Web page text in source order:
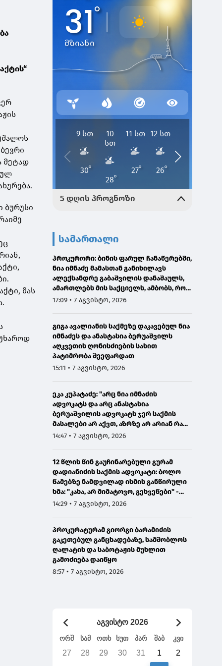
მეტად
ბურუსი
მას
სამართალი
პროკურორი: ბინის ფარულ ჩანაწერებში,
ნია იმნაძე მამასთან განიხილავს
ალექსანდრე გაბაშვილის დანაშაულს,
ამართლებს მის საქციელს, ამბობს, რომ
სხვანაირად ვერ მოიქცეოდა
17:09 • 7 აგვისტო, 2026
გიგა ავალიანის საქმეზე დაკავებულ ნია
იმნაძეს და ანასტასია ბერუაშვილს
აღკვეთის ღონისძიების სახით
პატიმრობა შეეფარდათ
15:11 • 7 აგვისტო, 2026
ეკა კუპატაძე: "არც ნია იმნაძის
ადვოკატს და არც ანასტასია
ბერუაშვილის ადვოკატს ჯერ საქმის
მასალები არ აქვთ, აზრზე არ არიან რა
წერია მასალებში"
14:47 • 7 აგვისტო, 2026
12 წლის წინ გაუჩინარებული გურამ
დადიანიძის საქმის ადვოკატი: ბოლო
წამებზე ნამდვილად ისმის განწირული
ხმა: "კახა, არ მიმატოვო, გეხვეწები" -
ვიდეოს დადებას ვაპირებდით
14:29 • 7 აგვისტო, 2026
პროკურატურამ გიორგი ბარამიძის
გაკეთებულ განცხადებაზე, სამშობლოს
ღალატის და საბოტაჟის მუხლით
გამოძიება დაიწყო
8:57 • 7 აგვისტო, 2026
აგვისტო 2026
ორშ სამ ოთხ ხუთ პარ შაბ კვი
27 28 29 30 31 1 2